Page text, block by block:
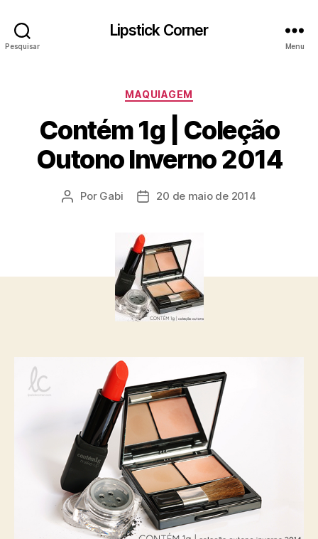
Pesquisar
Lipstick Corner
Menu
Categorias
MAQUIAGEM
Contém 1g | Coleção
Outono Inverno 2014
Autor
Por Gabi
Data20 de maio de 2014